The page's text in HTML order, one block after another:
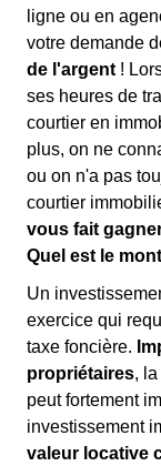
ligne ou en
votre demande
de l'argent !
ses heures de
courtier en
plus, on ne
ou on n'a pas
courtier
vous fait
Quel est le
Un
exercice qui
taxe foncière.
propriétaires,
peut fortement
investissement
valeur locative